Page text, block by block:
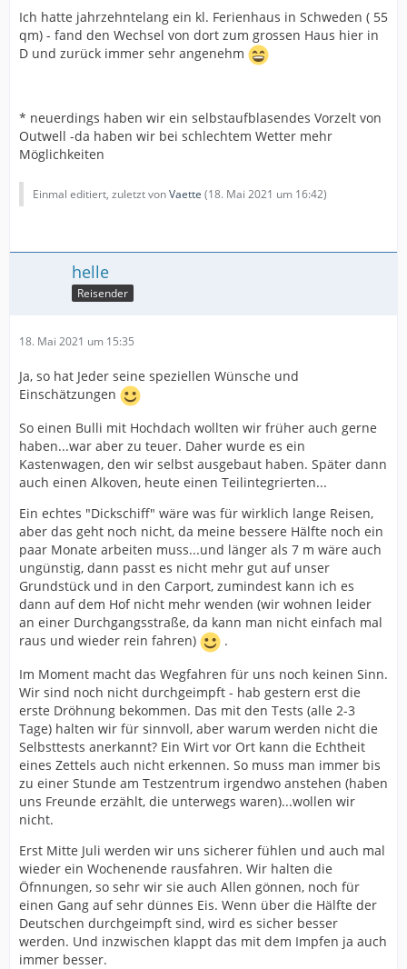
Ich hatte jahrzehntelang ein kl. Ferienhaus in Schweden ( 55
qm) - fand den Wechsel von dort zum grossen Haus hier in
D und zurück immer sehr angenehm
* neuerdings haben wir ein selbstaufblasendes Vorzelt von
Outwell -da haben wir bei schlechtem Wetter mehr
Möglichkeiten
Einmal editiert, zuletzt vonVaette (18. Mai 2021 um 16:42)
helle
Reisender
18. Mai 2021 um 15:35
Ja, so hat Jeder seine speziellen Wünsche und
Einschätzungen
So einen Bulli mit Hochdach wollten wir früher auch gerne
haben...war aber zu teuer. Daher wurde es ein
Kastenwagen, den wir selbst ausgebaut haben. Später dann
auch einen Alkoven, heute einen Teilintegrierten...
Ein echtes "Dickschiff" wäre was für wirklich lange Reisen,
aber das geht noch nicht, da meine bessere Hälfte noch ein
paar Monate arbeiten muss...und länger als 7 m wäre auch
ungünstig, dann passt es nicht mehr gut auf unser
Grundstück und in den Carport, zumindest kann ich es
dann auf dem Hof nicht mehr wenden (wir wohnen leider
an einer Durchgangsstraße, da kann man nicht einfach mal
raus und wieder rein fahren)
.
Im Moment macht das Wegfahren für uns noch keinen Sinn.
Wir sind noch nicht durchgeimpft - hab gestern erst die
erste Dröhnung bekommen. Das mit den Tests (alle 2-3
Tage) halten wir für sinnvoll, aber warum werden nicht die
Selbsttests anerkannt? Ein Wirt vor Ort kann die Echtheit
eines Zettels auch nicht erkennen. So muss man immer bis
zu einer Stunde am Testzentrum irgendwo anstehen (haben
uns Freunde erzählt, die unterwegs waren)...wollen wir
nicht.
Erst Mitte Juli werden wir uns sicherer fühlen und auch mal
wieder ein Wochenende rausfahren. Wir halten die
Öfnnungen, so sehr wir sie auch Allen gönnen, noch für
einen Gang auf sehr dünnes Eis. Wenn über die Hälfte der
Deutschen durchgeimpft sind, wird es sicher besser
werden. Und inzwischen klappt das mit dem Impfen ja auch
immer besser.